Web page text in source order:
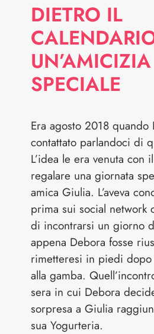
DIETRO IL
UN’AMICIZIA
SPECIALE
Era agosto 2018 quando
contattato parlandoci di
L’idea le era venuta con
regalare una giornata
amica Giulia. L’aveva
prima sui social network
di incontrarsi un giorno
appena Debora fosse
rimetteresi in piedi
alla gamba.
sera in cui Debora
sorpresa a Giulia
sua Yogurteria.